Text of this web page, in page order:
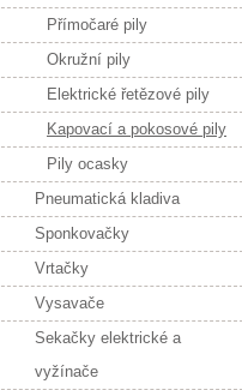
Přímočaré pily
Okružní pily
Elektrické řetězové pily
Kapovací a pokosové pily
Pily ocasky
Pneumatická kladiva
Sponkovačky
Vrtačky
Vysavače
Sekačky elektrické a
vyžínače